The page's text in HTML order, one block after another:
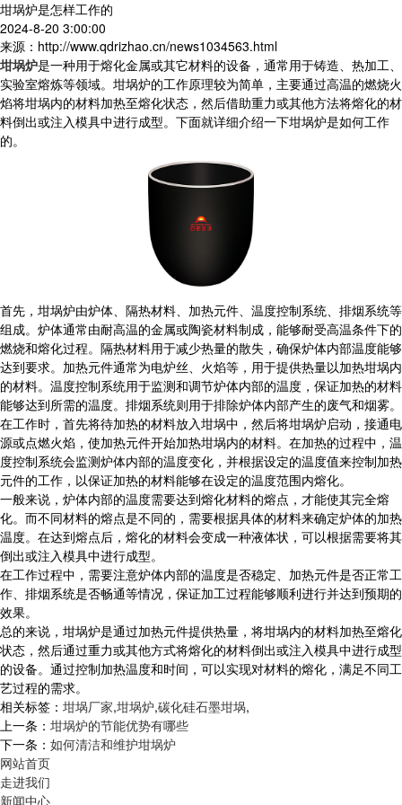
坩埚炉是怎样工作的
2024-8-20 3:00:00
来源：http://www.qdrizhao.cn/news1034563.html
坩埚炉是一种用于熔化金属或其它材料的设备，通常用于铸造、热加工、
实验室熔炼等领域。坩埚炉的工作原理较为简单，主要通过高温的燃烧火
焰将坩埚内的材料加热至熔化状态，然后借助重力或其他方法将熔化的材
料倒出或注入模具中进行成型。下面就详细介绍一下坩埚炉是如何工作
的。
首先，坩埚炉由炉体、隔热材料、加热元件、温度控制系统、排烟系统等
组成。炉体通常由耐高温的金属或陶瓷材料制成，能够耐受高温条件下的
燃烧和熔化过程。隔热材料用于减少热量的散失，确保炉体内部温度能够
达到要求。加热元件通常为电炉丝、火焰等，用于提供热量以加热坩埚内
的材料。温度控制系统用于监测和调节炉体内部的温度，保证加热的材料
能够达到所需的温度。排烟系统则用于排除炉体内部产生的废气和烟雾。
在工作时，首先将待加热的材料放入坩埚中，然后将坩埚炉启动，接通电
源或点燃火焰，使加热元件开始加热坩埚内的材料。在加热的过程中，温
度控制系统会监测炉体内部的温度变化，并根据设定的温度值来控制加热
元件的工作，以保证加热的材料能够在设定的温度范围内熔化。
一般来说，炉体内部的温度需要达到熔化材料的熔点，才能使其完全熔
化。而不同材料的熔点是不同的，需要根据具体的材料来确定炉体的加热
温度。在达到熔点后，熔化的材料会变成一种液体状，可以根据需要将其
倒出或注入模具中进行成型。
在工作过程中，需要注意炉体内部的温度是否稳定、加热元件是否正常工
作、排烟系统是否畅通等情况，保证加工过程能够顺利进行并达到预期的
效果。
总的来说，坩埚炉是通过加热元件提供热量，将坩埚内的材料加热至熔化
状态，然后通过重力或其他方式将熔化的材料倒出或注入模具中进行成型
的设备。通过控制加热温度和时间，可以实现对材料的熔化，满足不同工
艺过程的需求。
相关标签： 坩埚厂家,坩埚炉,碳化硅石墨坩埚,
上一条： 坩埚炉的节能优势有哪些
下一条： 如何清洁和维护坩埚炉
网站首页
走进我们
新闻中心